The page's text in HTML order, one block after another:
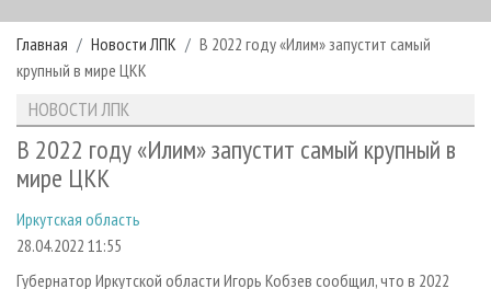
РУБРИКИ И ТЕМЫ
РУБРИКИ ЖУРНАЛА
ЛЕСОЗАГОТОВКА
ЛЕСОПИЛЕНИЕ
СУШКА ДРЕВЕСИНЫ
ПРОИЗВОДСТВО ДРЕВЕСНЫХ ПЛИТ
НОВОСТИ
НОВОСТИ ЛПК
НОВОСТИ ЖУРНАЛА
ПРОЕКТЫ ЛПИ
АНАЛИТИКА
ПРЕДПРИЯТИЯ ЛПК
ПЕРСОНЫ
МОБИЛЬНЫЕ ВЫСТАВКИ
АРХИВ
АРХИВ ЖУРНАЛОВ
СТАТЬИ
О ЖУРНАЛЕ
ПОДПИСКА
КОНТАКТЫ
РЕКЛАМОДАТЕЛЯМ
РЕКЛАМА
РЕКЛАМА НА САЙТЕ
Главная Новости ЛПК
В 2022 году «Илим» запустит самый
крупный в мире ЦКК
НОВОСТИ ЛПК
В 2022 году «Илим» запустит самый крупный в
мире ЦКК
Иркутская область
28.04.2022 11:55
Губернатор Иркутской области Игорь Кобзев сообщил, что в 2022